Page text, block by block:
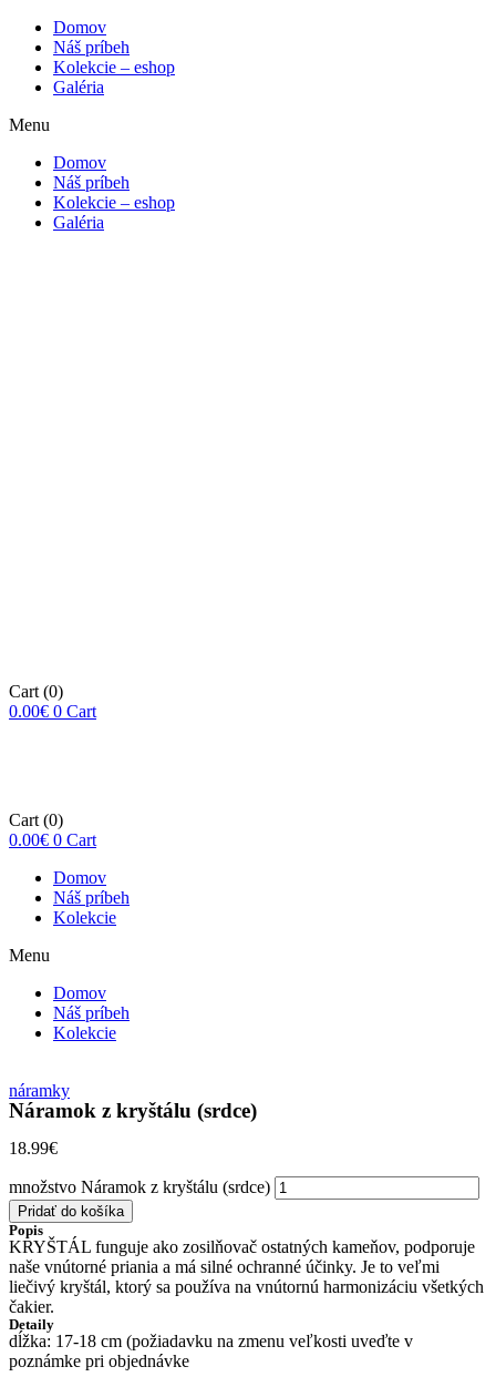
Domov
Náš príbeh
Kolekcie – eshop
Galéria
Menu
Domov
Náš príbeh
Kolekcie – eshop
Galéria
Cart (0)
0.00€ 0 Cart
Cart (0)
0.00€ 0 Cart
Domov
Náš príbeh
Kolekcie
Menu
Domov
Náš príbeh
Kolekcie
náramky
Náramok z kryštálu (srdce)
18.99€
množstvo Náramok z kryštálu (srdce)
Pridať do košíka
Popis
KRYŠTÁL funguje ako zosilňovač ostatných kameňov, podporuje
naše vnútorné priania a má silné ochranné účinky. Je to veľmi
liečivý kryštál, ktorý sa používa na vnútornú harmonizáciu všetkých
čakier.
Detaily
dĺžka: 17-18 cm (požiadavku na zmenu veľkosti uveďte v
poznámke pri objednávke